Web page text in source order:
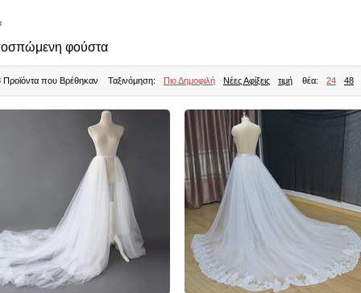
φούστα
Προϊόντα που Βρέθηκαν Ταξινόμηση: Πιο Δημοφιλή Νέες Αφίξεις τιμή θέα: 24 48